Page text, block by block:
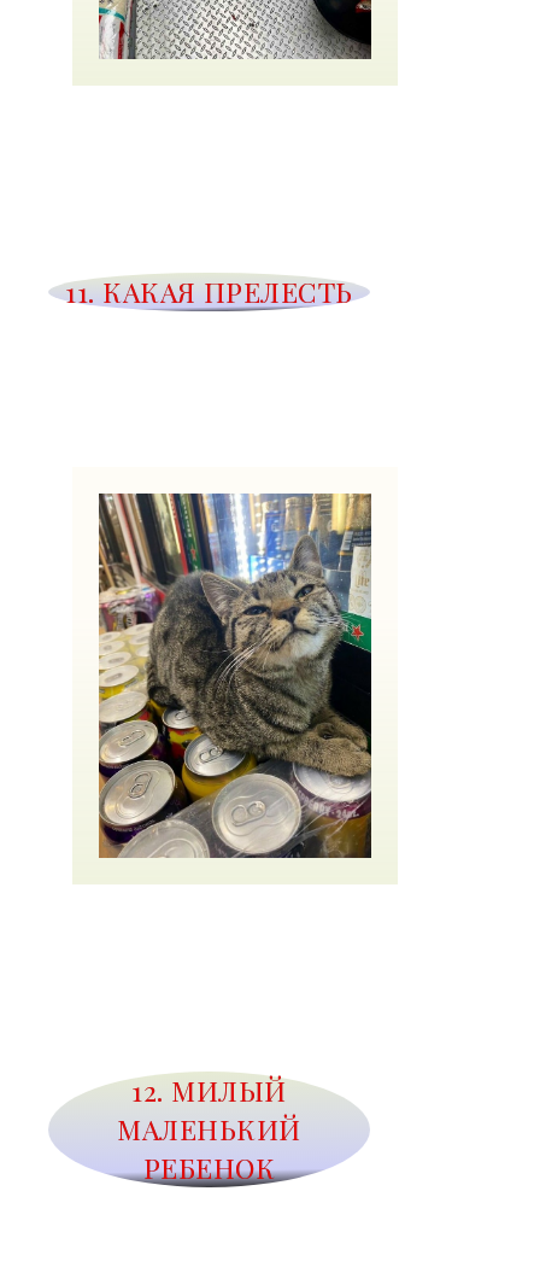
11. КАКАЯ ПРЕЛЕСТЬ
12. МИЛЫЙ
МАЛЕНЬКИЙ
РЕБЕНОК